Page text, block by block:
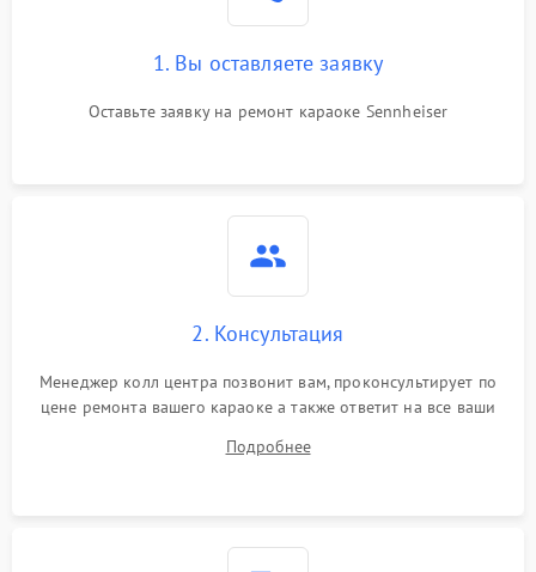
1. Вы оставляете заявку
Оставьте заявку на ремонт караоке Sennheiser
2. Консультация
Менеджер колл центра позвонит вам, проконсультирует по
цене ремонта вашего караоке а также ответит на все ваши
Подробнее